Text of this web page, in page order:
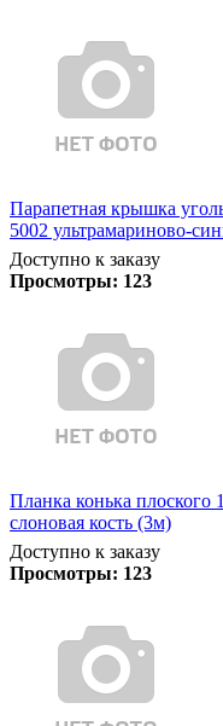
Парапетная крышка
5002 ультрамариново-
Доступно к заказу
Просмотры: 123
Планка конька плоского
слоновая кость (3м)
Доступно к заказу
Просмотры: 123